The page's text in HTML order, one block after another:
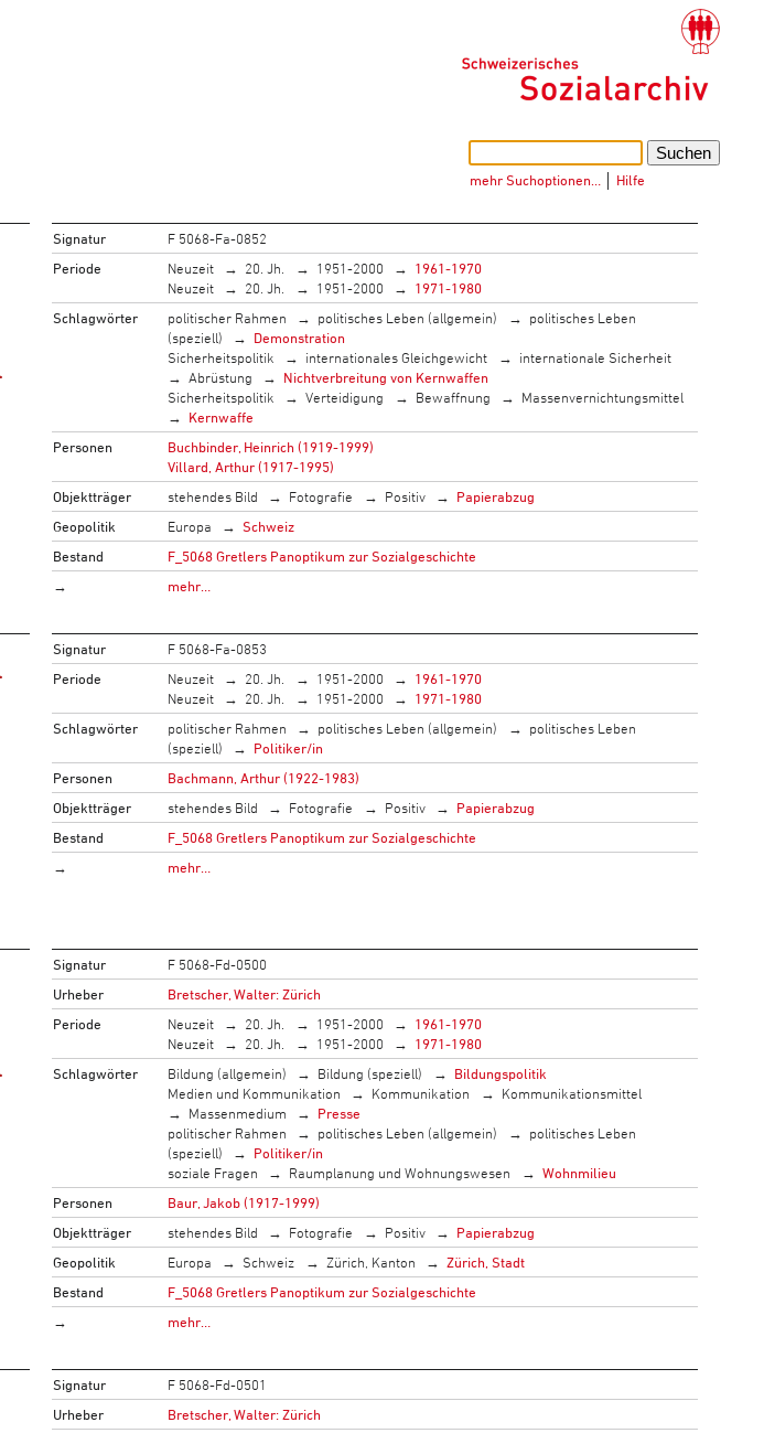
mehr Suchoptionen… Hilfe
Signatur
F 5068-Fa-0852
Periode
Neuzeit 20. Jh. 1951-2000
1961-1970
Neuzeit
20. Jh. 1951-2000
1971-1980
Schlagwörter
politischer Rahmen politisches Leben (allgemein)
politisches Leben
(speziell)
Demonstration
Sicherheitspolitik
internationales Gleichgewicht
internationale Sicherheit
Abrüstung
Nichtverbreitung von Kernwaffen
Sicherheitspolitik
Verteidigung Bewaffnung
Massenvernichtungsmittel
Kernwaffe
Personen
Buchbinder, Heinrich (1919-1999)
Villard, Arthur (1917-1995)
Objektträger
stehendes Bild Fotografie Positiv
Papierabzug
Geopolitik
Europa
Schweiz
Bestand
F_5068 Gretlers Panoptikum zur Sozialgeschichte
→
mehr…
Signatur
F 5068-Fa-0853
Periode
Neuzeit 20. Jh. 1951-2000
1961-1970
Neuzeit
20. Jh. 1951-2000
1971-1980
Schlagwörter
politischer Rahmen politisches Leben (allgemein)
politisches Leben
(speziell)
Politiker/in
Personen
Bachmann, Arthur (1922-1983)
Objektträger
stehendes Bild Fotografie Positiv
Papierabzug
Bestand
F_5068 Gretlers Panoptikum zur Sozialgeschichte
→
mehr…
Signatur
F 5068-Fd-0500
Urheber
Bretscher, Walter: Zürich
Periode
Neuzeit 20. Jh. 1951-2000
1961-1970
Neuzeit
20. Jh. 1951-2000
1971-1980
Schlagwörter
Bildung (allgemein) Bildung (speziell)
Bildungspolitik
Medien und Kommunikation
Kommunikation
Kommunikationsmittel
Massenmedium
Presse
politischer Rahmen
politisches Leben (allgemein)
politisches Leben
(speziell)
Politiker/in
soziale Fragen
Raumplanung und Wohnungswesen
Wohnmilieu
Personen
Baur, Jakob (1917-1999)
Objektträger
stehendes Bild Fotografie Positiv
Papierabzug
Geopolitik
Europa Schweiz Zürich, Kanton
Zürich, Stadt
Bestand
F_5068 Gretlers Panoptikum zur Sozialgeschichte
→
mehr…
Signatur
F 5068-Fd-0501
Urheber
Bretscher, Walter: Zürich